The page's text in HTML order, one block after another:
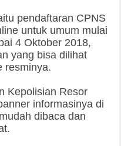
pendaftaran CPNS
untuk umum mulai
4 Oktober 2018,
yang bisa dilihat
resminya.
Kepolisian Resor
informasinya di
dibaca dan